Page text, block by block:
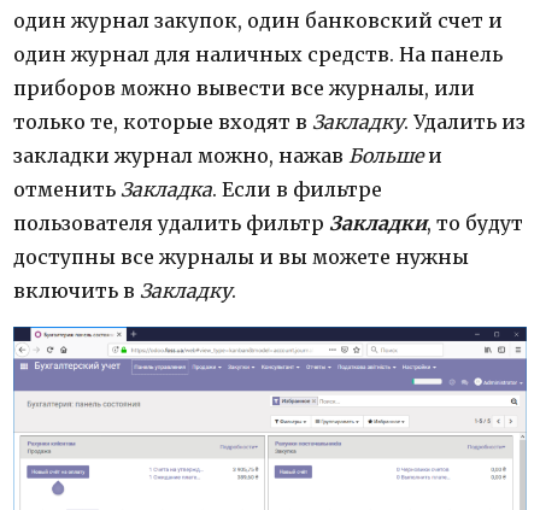
один журнал закупок, один банковский счет и
один журнал для наличных средств. На панель
приборов можно вывести все журналы, или
только те, которые входят в Закладку. Удалить из
закладки журнал можно, нажав Большеи
отменить Закладка. Если в фильтре
пользователя удалить фильтр Закладки, то будут
доступны все журналы и вы можете нужны
включить в Закладку.